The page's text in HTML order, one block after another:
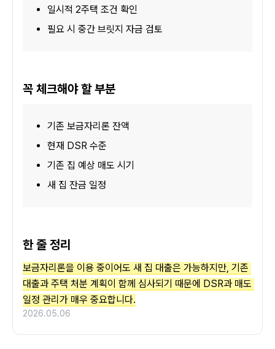
일시적 2주택 조건 확인
필요 시 중간 브릿지 자금 검토
꼭 체크해야 할 부분
기존 보금자리론 잔액
현재 DSR 수준
기존 집 예상 매도 시기
새 집 잔금 일정
한 줄 정리
보금자리론을 이용 중이어도 새 집 대출은 가능하지만, 기존
대출과 주택 처분 계획이 함께 심사되기 때문에 DSR과 매도
일정 관리가 매우 중요합니다.
2026.05.06